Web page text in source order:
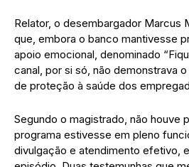
Relator, o desembargador Marcus
que, embora o banco mantivesse
apoio emocional, denominado
canal, por si só, não demonstrava
de proteção à saúde dos
Segundo o magistrado, não houve
programa estivesse em pleno
divulgação e atendimento efetivo,